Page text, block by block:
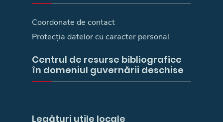
Coordonate de contact
Protecția datelor cu caracter personal
Centrul de resurse bibliografice
în domeniul guvernării deschise
Legături utile locale